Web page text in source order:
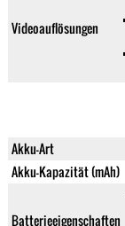
Videoauflösungen
Akku-Art
Akku-Kapazität (mAh)
Batterieeigenschaften